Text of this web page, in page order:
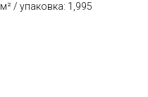
м² / упаковка: 1,995